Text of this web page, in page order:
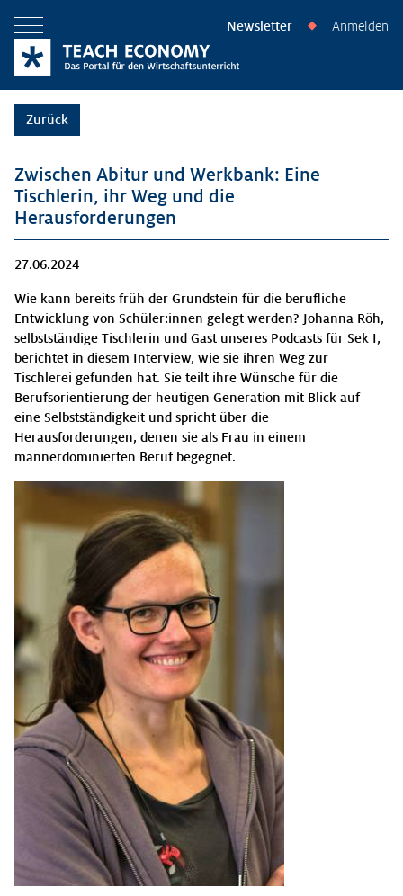
Menü öffnen Newsletter ◆ Anmelden
Zurück
Zwischen Abitur und Werkbank: Eine
Tischlerin, ihr Weg und die
Herausforderungen
27.06.2024
Wie kann bereits früh der Grundstein für die berufliche
Entwicklung von Schüler:innen gelegt werden? Johanna Röh,
selbstständige Tischlerin und Gast unseres Podcasts für Sek I,
berichtet in diesem Interview, wie sie ihren Weg zur
Tischlerei gefunden hat. Sie teilt ihre Wünsche für die
Berufsorientierung der heutigen Generation mit Blick auf
eine Selbstständigkeit und spricht über die
Herausforderungen, denen sie als Frau in einem
männerdominierten Beruf begegnet.